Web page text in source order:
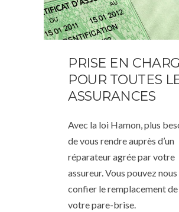
PRISE EN
POUR TOUTES
ASSURANCES
Avec la loi Hamon, plus
de vous rendre auprès d’un
réparateur agrée par votre
assureur. Vous pouvez nous
confier le remplacement de
votre pare-brise.